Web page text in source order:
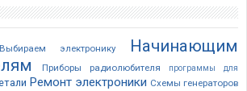
Выбираем электронику
Начинающим
Приборы радиолюбителя
программы для
Ремонт электроники Схемы генераторов